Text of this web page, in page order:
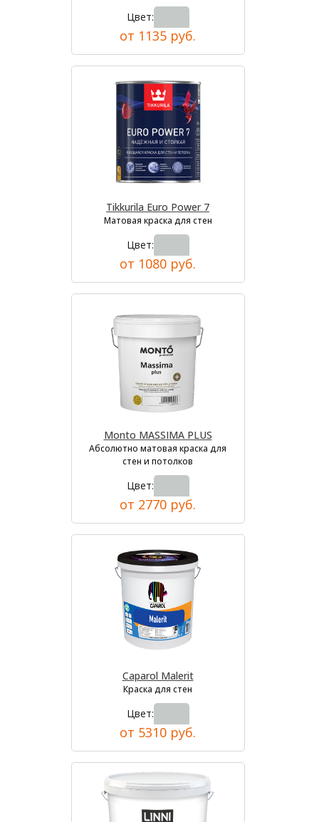
Цвет:
от 1135 руб.
Tikkurila Euro Power 7
Матовая краска для стен
Цвет:
от 1080 руб.
Monto MASSIMA PLUS
Абсолютно матовая краска для
стен и потолков
Цвет:
от 2770 руб.
Caparol Malerit
Краска для стен
Цвет:
от 5310 руб.